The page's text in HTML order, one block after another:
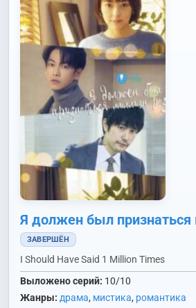
Я должен был признаться
ЗАВЕРШЁН
I Should Have Said 1 Million Times
Выложено серий: 10/10
Жанры: драма, мистика, романтика